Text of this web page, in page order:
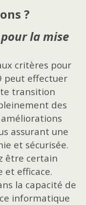
?
la mise
critères pour
peut effectuer
transition
des
assurant une
et sécurisée.
être certain
et efficace.
la capacité de
informatique